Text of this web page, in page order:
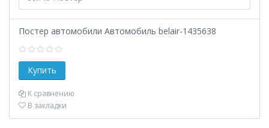
Постер автомобили Автомобиль belair-1435638
К сравнению
В закладки